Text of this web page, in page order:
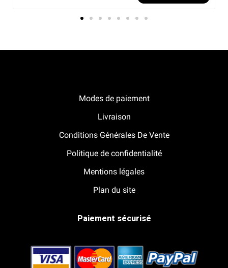
Modes de paiement
Livraison
Conditions Générales De Vente
Politique de confidentialité
Mentions légales
Plan du site
Paiement sécurisé